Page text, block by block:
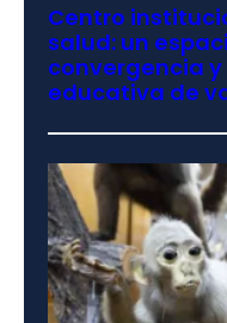
Centro
salud: un
convergencia
educativa de